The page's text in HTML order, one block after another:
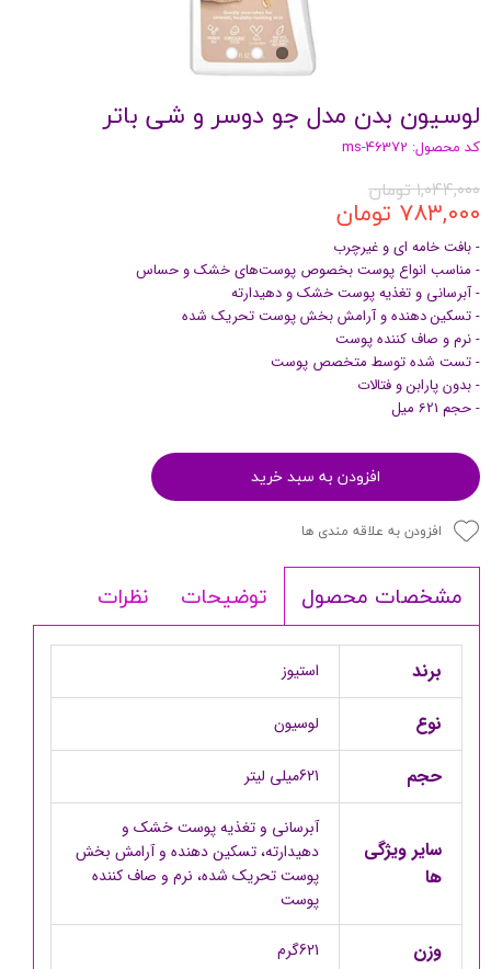
لوسیون بدن مدل جو دوسر و شی باتر
کد محصول: ms-46372
۱,۰۴۴,۰۰۰ تومان
۷۸۳,۰۰۰ تومان
- بافت خامه ای و غیرچرب
- مناسب انواع پوست بخصوص پوست‌های خشک و حساس
- آبرسانی و تغذیه پوست خشک و دهیدارته
- تسکین دهنده و آرامش بخش پوست تحریک شده
- نرم و صاف کننده پوست
- تست شده توسط متخصص پوست
- بدون پارابن و فتالات
- حجم 621 میل
افزودن به سبد خرید
افزودن به علاقه مندی ها
مشخصات محصول توضیحات نظرات
برند استیوز
نوع لوسیون
حجم 621میلی لیتر
سایر ویژگی
ها
آبرسانی و تغذیه پوست خشک و
دهیدارته، تسکین دهنده و آرامش بخش
پوست تحریک شده، نرم و صاف کننده
پوست
وزن 621گرم